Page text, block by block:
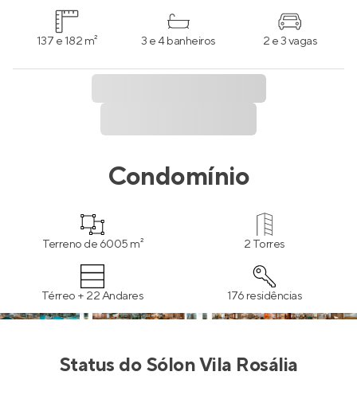
137 e 182 m² 3 e 4 banheiros 2 e 3 vagas
Condomínio
Terreno de 6005 m² 2 Torres
Térreo + 22 Andares 176 residências
Status doSólon Vila Rosália